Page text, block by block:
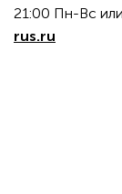
21:00 Пн-Вс
rus.ru